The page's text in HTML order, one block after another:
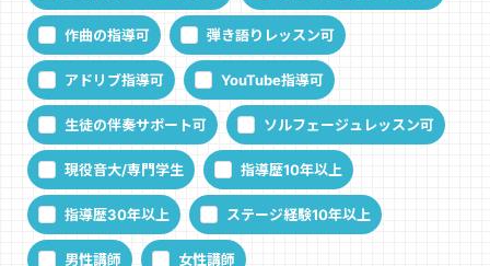
作曲の指導可 弾き語りレッスン可
アドリブ指導可 YouTube指導可
生徒の伴奏サポート可 ソルフェージュレッスン可
現役音大/専門学生 指導歴10年以上
指導歴30年以上 ステージ経験10年以上
男性講師 女性講師